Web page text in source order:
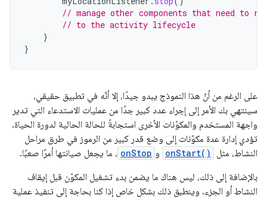
// manage other components that need to
// to the activity lifecycle
}
}
على الرغم من أنّ هذا النموذج يبدو جيدًا، إلا أنّه في تطبيق حقيقي،
سينتهي بك الأمر إلى إجراء عدد كبير جدًا من عمليات الاستدعاء التي تدير
واجهة المستخدم والمكوّنات الأخرى استجابةً للحالة الحالية لدورة الحياة.
تؤدي إدارة عدة مكوّنات إلى وضع قدر كبير من الرموز في طرق مراحل
النشاط، مثل
onStart() و onStop ، ما يجعل صيانتها أمرًا صعبًا.
بالإضافة إلى ذلك، ليس هناك ما يضمن بدء تشغيل المكوّن قبل إيقاف
النشاط أو الجزء. وينطبق ذلك بشكل خاص إذا كنا بحاجة إلى تنفيذ عملية